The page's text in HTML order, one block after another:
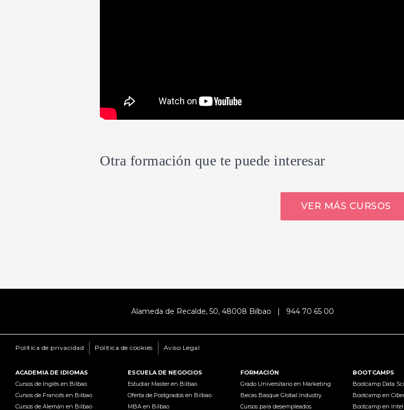
Otra formación que te puede interesar
VER MÁS CURSOS
Alameda de Recalde, 50, 48008 Bilbao | 944 70 65 00
Política de privacidad Política de cookies Aviso Legal
ACADEMIA DE IDIOMAS
Cursos de Inglés en Bilbao
Cursos de Francés en Bilbao
Cursos de Alemán en Bilbao
ESCUELA DE NEGOCIOS
Estudiar Master en Bilbao
Oferta de Postgrados en Bilbao
MBA en Bilbao
FORMACIÓN
Grado Universitario en Marketing
Becas Basque Global Industry
Cursos para desempleados
BOOTCAMPS
Bootcamp Data
Bootcamp en
Bootcamp en